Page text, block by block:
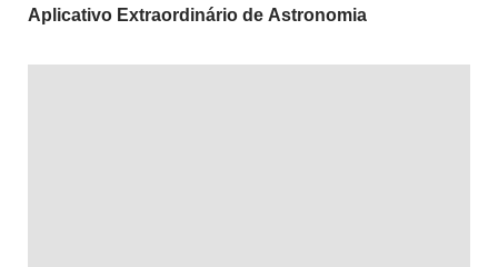
Aplicativo Extraordinário de Astronomia